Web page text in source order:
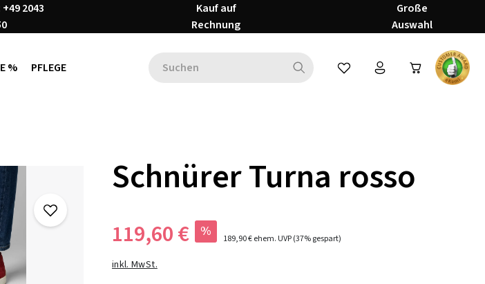
2043
Kauf auf
Rechnung
Große
Auswahl
% PFLEGE Du hast 0 Produkte auf dem
Schnürer Turna rosso
119,60 € % 189,90 €ehem. UVP(37% gespart)
inkl. MwSt.